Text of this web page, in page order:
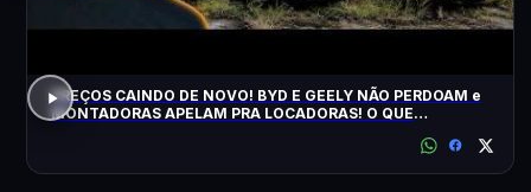
PREÇOS CAINDO DE NOVO! BYD E GEELY NÃO PERDOAM e
MONTADORAS APELAM PRA LOCADORAS! O QUE